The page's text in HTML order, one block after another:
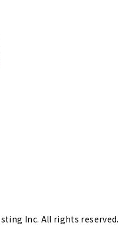
Inc. All rights reserved.